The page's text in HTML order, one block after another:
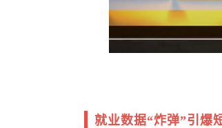
就业数据“炸弹”引爆